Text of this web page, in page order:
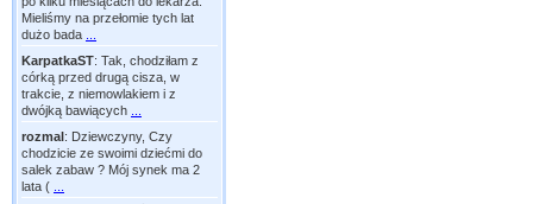
Mieliśmy na przełomie tych lat
dużo bada
KarpatkaST: Tak, chodziłam z
córką przed drugą cisza, w
trakcie, z niemowlakiem i z
dwójką bawiących
rozmal: Dziewczyny, Czy
chodzicie ze swoimi dziećmi do
salek zabaw ? Mój synek ma 2
lata (